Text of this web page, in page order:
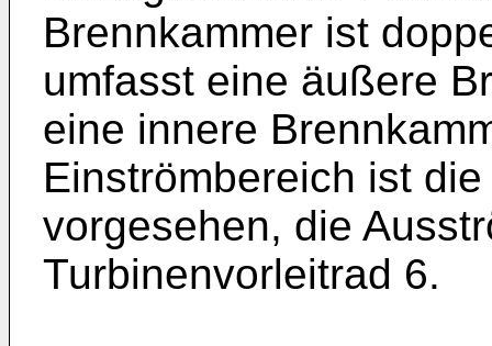
Brennkammer ist
umfasst eine äußere
eine innere
Einströmbereich ist
vorgesehen, die
Turbinenvorleitrad 6.